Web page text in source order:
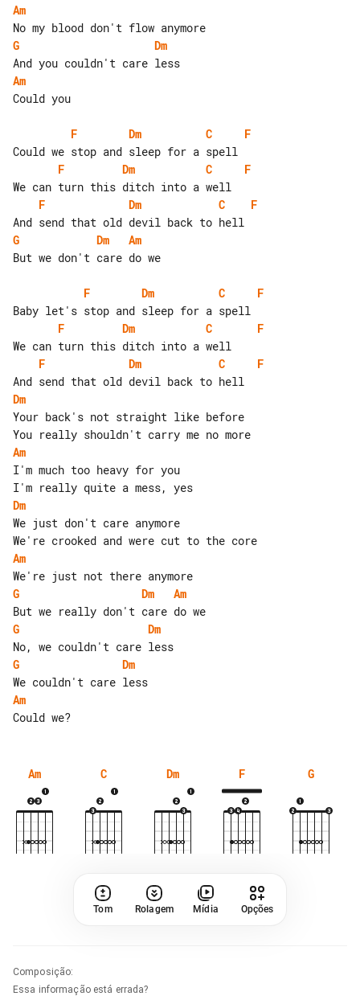
Am
G
Dm
Am
Could you
F Dm C
F
F
Dm C
F
F
Dm C
F
G
Dm
Am
But we don't care do we
F Dm C
F
F
Dm C
F
F
Dm C
F
Dm
Your back's not straight like before
Am
I'm much too heavy for you
Dm
We just don't care anymore
Am
G
Dm
Am
G
Dm
G
Dm
Am
Am C Dm F G
Tom Rolagem Mídia Opções
Composição:
Essa informação está errada?